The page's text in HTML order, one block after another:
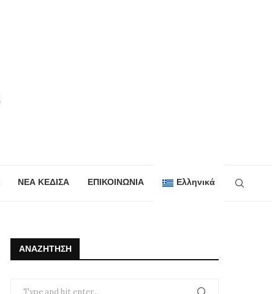
ΝΕΑ ΚΕΔΙΣΑ ΕΠΙΚΟΙΝΩΝΙΑ Ελληνικά
ΑΝΑΖΉΤΗΣΗ